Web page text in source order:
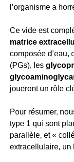
l’organisme a
Ce vide est
matrice
composée d’eau,
(PGs), les
joueront un rôle
Pour résumer,
type 1 qui sont
parallèle, et «
extracellulaire, un